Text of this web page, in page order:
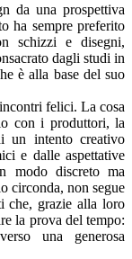
da una prospettiva
ha sempre preferito
schizzi e disegni,
dagli studi in
è alla base del suo
felici. La cosa
con i produttori, la
un intento creativo
e dalle aspettative
modo discreto ma
circonda, non segue
che, grazie alla loro
la prova del tempo:
una generosa